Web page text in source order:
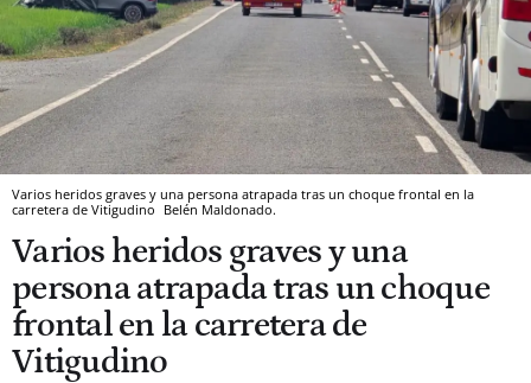
Varios heridos graves y una persona atrapada tras un choque frontal en la
carretera de Vitigudino Belén Maldonado.
Varios heridos graves y una
persona atrapada tras un choque
frontal en la carretera de
Vitigudino